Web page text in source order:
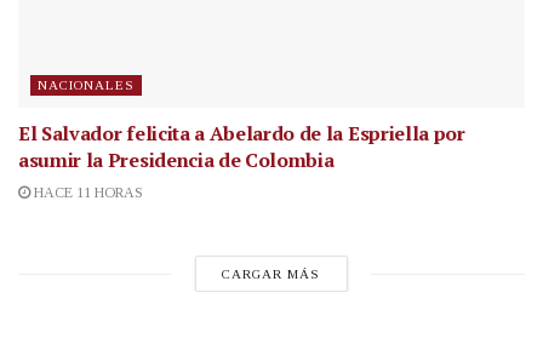
NACIONALES
El Salvador felicita a Abelardo de la Espriella por
asumir la Presidencia de Colombia
HACE 11 HORAS
CARGAR MÁS